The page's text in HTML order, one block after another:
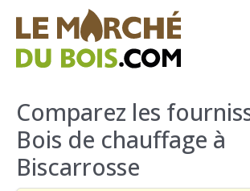
CHAUFFAGE AU BOIS
FAQ
CALCULER SA CONSOMMATION
Comparez les
Bois de chauffage à
Biscarrosse